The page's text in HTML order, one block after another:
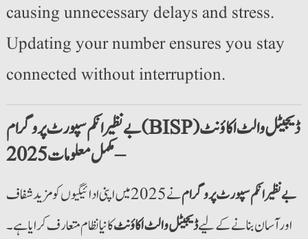
causing unnecessary delays and stress.
Updating your number ensures you stay
connected without interruption.
بے نظیر انکم سپورٹ پروگرام (BISP) ڈیجیٹل والٹ اکاؤنٹ
– مکمل معلومات 2025
بے نظیر انکم سپورٹ پروگرام
نے 2025 میں اپنی ادائیگیوں کو مزید شفاف
اور آسان بنانے کے لیےڈیجیٹل والٹ اکاؤنٹکا نیا نظام متعارف کرایا ہے۔